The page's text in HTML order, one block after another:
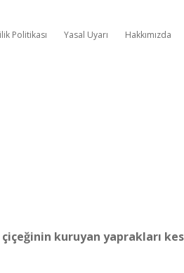
Politikası Yasal Uyarı Hakkımızda
çiçeğinin kuruyan yaprakları